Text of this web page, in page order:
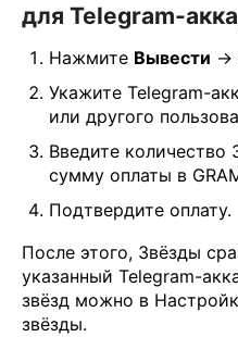
для Telegram-
Нажмите Вывести →
Укажите Telegram-
или другого
Введите
сумму оплаты в
Подтвердите оплату.
После этого, Звёзды
указанный Telegram-
звёзд можно в
звёзды.